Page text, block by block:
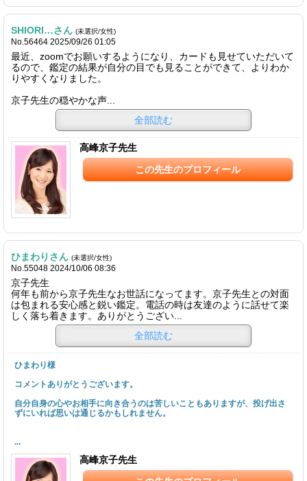
SHIORI…さん (未選択/女性)
No.56464 2025/09/26 01:05
最近、zoomでお願いするようになり、カードも見せていただいて
るので、鑑定の結果が自分の目でも見ることができて、よりわか
りやすくなりました。
京子先生の穏やかな声...
全部読む
高峰京子先生
この先生のプロフィール
ひまわりさん (未選択/女性)
No.55048 2024/10/06 08:36
京子先生
何年も前から京子先生なお世話になってます。京子先生との対面
は包まれる安心感と鋭い鑑定。電話の時は友達のように話せて楽
しく落ち着きます。ありがとうござい...
全部読む
ひまわり様
コメントありがとうございます。
自分自身の心やお相手に向き合うのは苦しいこともありますが、投げ出さ
ずにいれば思いは通じるかもしれません。
...
高峰京子先生